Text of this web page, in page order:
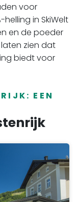
voor
in SkiWelt
en de poeder
zien dat
biedt voor
EEN